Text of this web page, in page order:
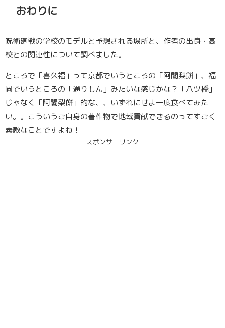
おわりに
呪術廻戦の学校のモデルと予想される場所と、作者の出身・高
校との関連性について調べました。
ところで「喜久福」って京都でいうところの「阿闍梨餅」、福
岡でいうところの「通りもん」みたいな感じかな？「八ツ橋」
じゃなく「阿闍梨餅」的な、、いずれにせよ一度食べてみた
い。。こういうご自身の著作物で地域貢献できるのってすごく
素敵なことですよね！
スポンサーリンク